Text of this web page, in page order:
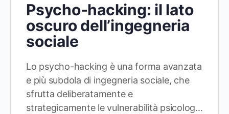
Psycho-hacking: il lato
oscuro dell’ingegneria
sociale
Lo psycho-hacking è una forma avanzata
e più subdola di ingegneria sociale, che
sfrutta deliberatamente e
strategicamente le vulnerabilità psicolog…